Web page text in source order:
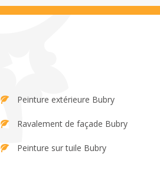
Peinture extérieure Bubry
Ravalement de façade Bubry
Peinture sur tuile Bubry